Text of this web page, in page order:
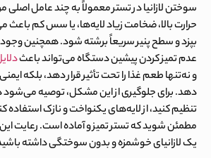
سوختن لازانیا در تستر معمولاً به چند عامل اصلی
حرارت بالا، ضخامت زیاد لایه‌ها، یا سس کم
بپزد و سطح پنیر سریعاً برشته شود. همچنین وجود
عدم تمیز کردن پیشین دستگاه می‌تواند باعث
و نه‌تنها طعم غذا را تحت تأثیر قرار دهد، بلکه
دهد. برای جلوگیری از این مشکل، توصیه می‌شود
تنظیم کنید، از لایه‌های یکنواخت و نازک استفاده
مطمئن شوید که تستر تمیز و آماده است. رعایت
یک لازانیای خوشمزه و بدون سوختگی داشته